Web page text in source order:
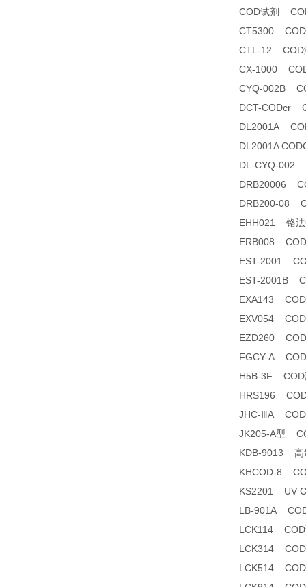
COD试剂
CT5300 COD
CTL-12 COD
CX-1000
CYQ-002B
DCT-CODcr
DL2001A
DL2001A
DL-CYQ-002
DRB20006
DRB200-08
EHH021 铬法
ERB008 COD
EST-2001
EST-2001B
EXA143 COD
EXV054 COD
EZD260
FGCY-A
H5B-3F COD
HRS196
JHC-ⅢA COD
JK205-A型
KDB-9013 高
KHCOD-8
KS2201 UV
LB-901A
LCK114 COD
LCK314
LCK514 COD